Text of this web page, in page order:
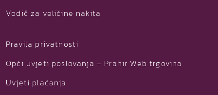
Vodič za veličine nakita
Pravila privatnosti
Opći uvjeti poslovanja – Prahir Web trgovina
Uvjeti plaćanja